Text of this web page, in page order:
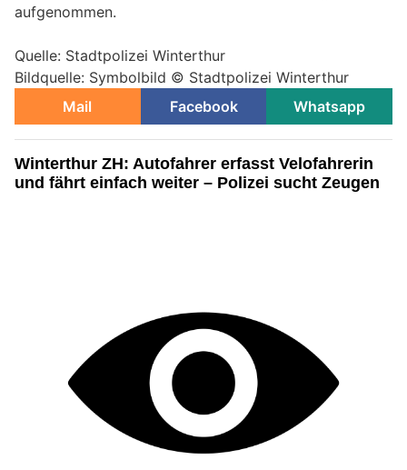
aufgenommen.
Quelle: Stadtpolizei Winterthur
Bildquelle: Symbolbild © Stadtpolizei Winterthur
Mail
Facebook Whatsapp
Winterthur ZH: Autofahrer erfasst Velofahrerin
und fährt einfach weiter – Polizei sucht Zeugen